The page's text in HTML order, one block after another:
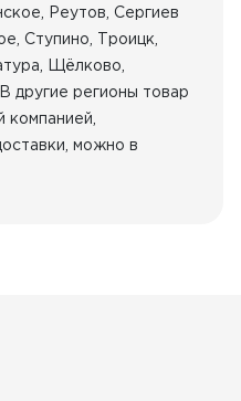
Реутов, Сергиев
Ступино, Троицк,
Щёлково,
другие регионы товар
компанией,
можно в